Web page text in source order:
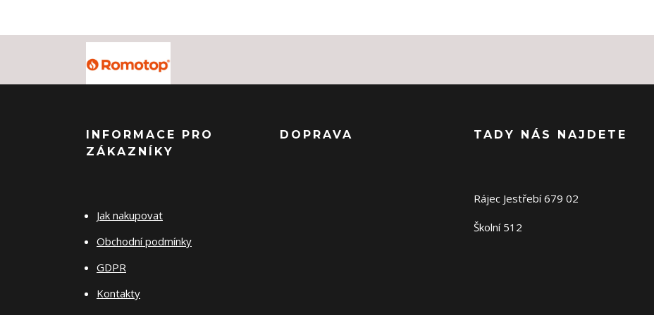
INFORMACE PRO
ZÁKAZNÍKY
Jak nakupovat
Obchodní podmínky
GDPR
Kontakty
DOPRAVA TADY NÁS NAJDETE
Rájec Jestřebí 679 02
Školní 512